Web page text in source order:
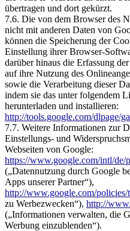
übertragen und dort gekürzt.
7.6. Die von dem Browser des
nicht mit anderen Daten von
können die Speicherung der
Einstellung ihrer Browser-
darüber hinaus die Erfassung
auf ihre Nutzung des
sowie die Verarbeitung dieser
indem sie das unter folgendem
herunterladen und installieren:
http://tools.google.com/dlpage/
7.7. Weitere Informationen zur
Einstellungs- und
Webseiten von Google:
https://www.google.com/intl/de/
(„Datennutzung durch Google
Apps unserer Partner“),
http://www.google.com/policies/
zu Werbezwecken“), http://
(„Informationen verwalten, die
Werbung einzublenden“).